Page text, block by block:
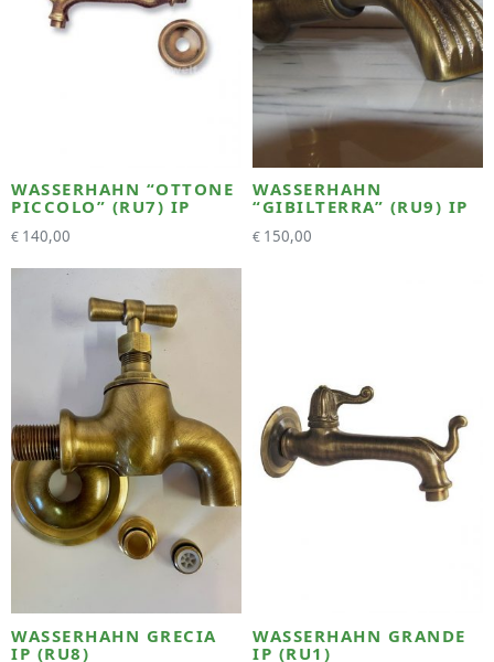
WASSERHAHN “OTTONE
PICCOLO” (RU7) IP
€ 140,00
WASSERHAHN
“GIBILTERRA” (RU9) IP
€ 150,00
WASSERHAHN GRECIA
IP (RU8)
WASSERHAHN GRANDE
IP (RU1)